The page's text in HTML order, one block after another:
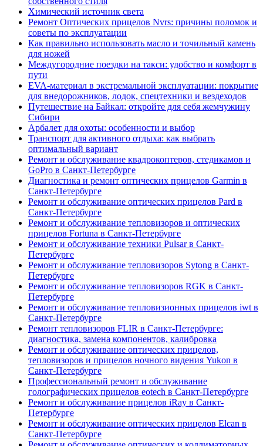
Химический источник света
Ремонт Оптических прицелов Nvrs: причины поломок и
советы по эксплуатации
Как правильно использовать масло и точильный камень
для ножей
Междугородние поездки на такси: удобство и комфорт в
пути
EVA-материал в экстремальной эксплуатации: покрытие
для внедорожников, лодок, спецтехники и вездеходов
Путешествие на Байкал: откройте для себя жемчужину
Сибири
Арбалет для охоты: особенности и выбор
Транспорт для активного отдыха: как выбрать
оптимальный вариант
Ремонт и обслуживание квадрокоптеров, стедикамов и
GoPro в Санкт-Петербурге
Диагностика и ремонт оптических прицелов Garmin в
Санкт-Петербурге
Ремонт и обслуживание оптических прицелов Pard в
Санкт-Петербурге
Ремонт и обслуживание тепловизоров и оптических
прицелов Fortuna в Санкт-Петербурге
Ремонт и обслуживание техники Pulsar в Санкт-
Петербурге
Ремонт и обслуживание тепловизоров Sytong в Санкт-
Петербурге
Ремонт и обслуживание тепловизоров RGK в Санкт-
Петербурге
Ремонт и обслуживание тепловизионных прицелов iwt в
Санкт-Петербурге
Ремонт тепловизоров FLIR в Санкт-Петербурге:
диагностика, замена компонентов, калибровка
Ремонт и обслуживание оптических прицелов,
тепловизоров и прицелов ночного видения Yukon в
Санкт-Петербурге
Профессиональный ремонт и обслуживание
голографических прицелов eotech в Санкт-Петербурге
Ремонт и обслуживание прицелов iRay в Санкт-
Петербурге
Ремонт и обслуживание оптических прицелов Elcan в
Санкт-Петербурге